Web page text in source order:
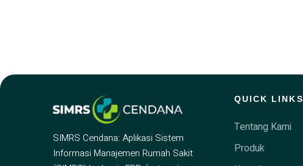
SIMRS Cendana: Aplikasi Sistem
Informasi Manajemen Rumah Sakit
QUICK LINKS
Tentang Kami
Produk